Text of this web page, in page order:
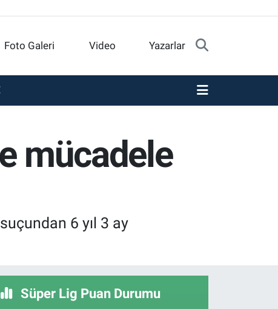
Foto Galeri Video Yazarlar
mücadele
6 yıl 3 ay
Süper Lig Puan Durumu